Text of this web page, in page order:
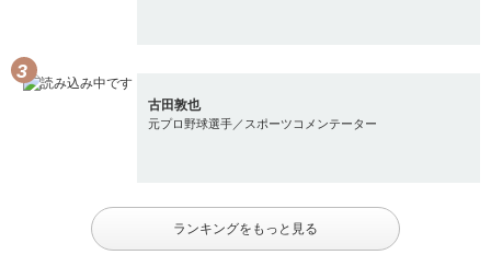
古田敦也
元プロ野球選手／スポーツコメンテーター
ランキングをもっと見る